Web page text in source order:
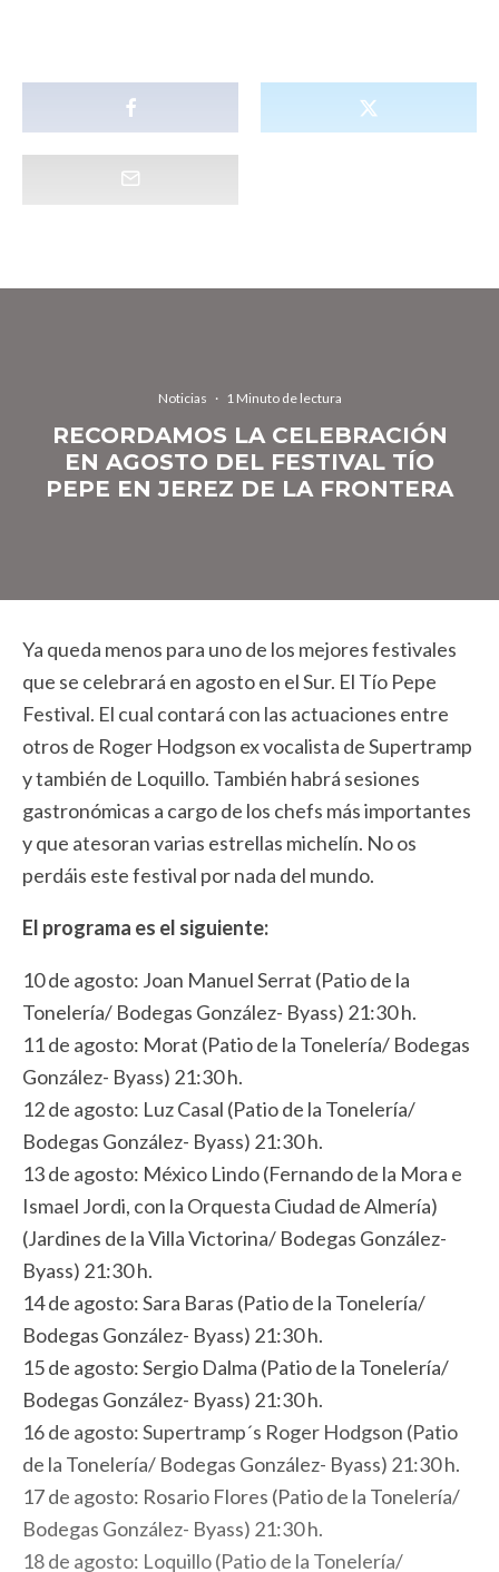
Noticias · 1 Minuto de lectura
RECORDAMOS LA CELEBRACIÓN
EN AGOSTO DEL FESTIVAL TÍO
PEPE EN JEREZ DE LA FRONTERA
Ya queda menos para uno de los mejores festivales
que se celebrará en agosto en el Sur. El Tío Pepe
Festival. El cual contará con las actuaciones entre
otros de Roger Hodgson ex vocalista de Supertramp
y también de Loquillo. También habrá sesiones
gastronómicas a cargo de los chefs más importantes
y que atesoran varias estrellas michelín. No os
perdáis este festival por nada del mundo.
El programa es el siguiente:
10 de agosto: Joan Manuel Serrat (Patio de la
Tonelería/ Bodegas González- Byass) 21:30 h.
11 de agosto: Morat (Patio de la Tonelería/ Bodegas
González- Byass) 21:30 h.
12 de agosto: Luz Casal (Patio de la Tonelería/
Bodegas González- Byass) 21:30 h.
13 de agosto: México Lindo (Fernando de la Mora e
Ismael Jordi, con la Orquesta Ciudad de Almería)
(Jardines de la Villa Victorina/ Bodegas González-
Byass) 21:30 h.
14 de agosto: Sara Baras (Patio de la Tonelería/
Bodegas González- Byass) 21:30 h.
15 de agosto: Sergio Dalma (Patio de la Tonelería/
Bodegas González- Byass) 21:30 h.
16 de agosto: Supertramp´s Roger Hodgson (Patio
de la Tonelería/ Bodegas González- Byass) 21:30 h.
17 de agosto: Rosario Flores (Patio de la Tonelería/
Bodegas González- Byass) 21:30 h.
18 de agosto: Loquillo (Patio de la Tonelería/